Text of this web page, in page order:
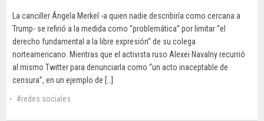
La canciller Ángela Merkel -a quien nadie describiría como cercana a
Trump- se refirió a la medida como “problemática” por limitar “el
derecho fundamental a la libre expresión” de su colega
norteamericano. Mientras que el activista ruso Alexei Navalny recurrió
al mismo Twitter para denunciarla como “un acto inaceptable de
censura”, en un ejemplo de […]
redes sociales